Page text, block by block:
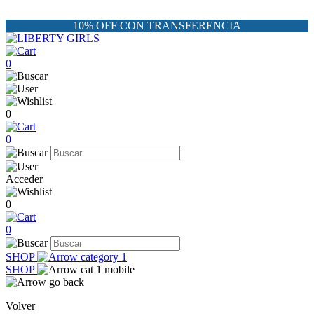
10% OFF CON TRANSFERENCIA
0
0
0
Acceder
0
0
SHOP
SHOP
Volver